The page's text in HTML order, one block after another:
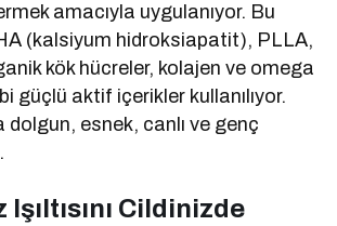
amacıyla uygulanıyor. Bu
(kalsiyum hidroksiapatit), PLLA,
kök hücreler, kolajen ve omega
güçlü aktif içerikler kullanılıyor.
dolgun, esnek, canlı ve genç
Işıltısını Cildinizde